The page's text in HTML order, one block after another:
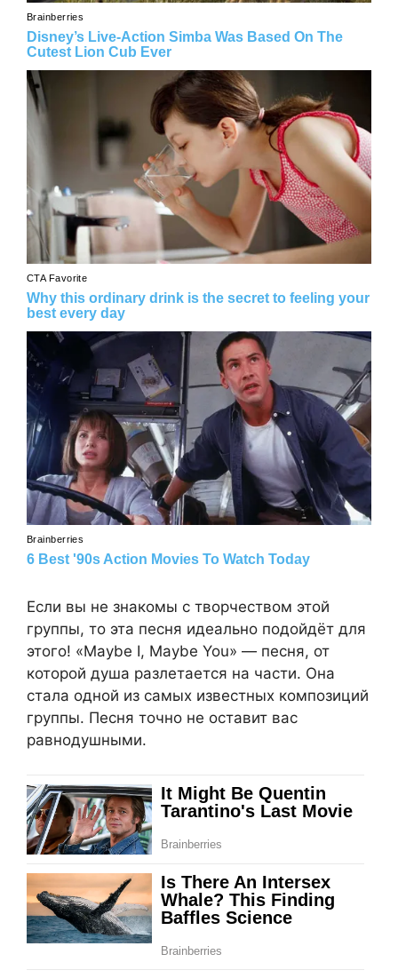
Если вы не знакомы с творчеством этой
группы, то эта песня идеально подойдёт для
этого! «Maybe I, Maybe You» — песня, от
которой душа разлетается на части. Она
стала одной из самых известных композиций
группы. Песня точно не оставит вас
равнодушными.